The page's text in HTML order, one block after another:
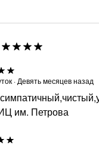
· Девять месяцев назад
им. Петрова